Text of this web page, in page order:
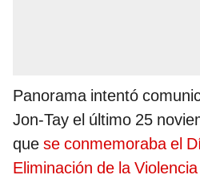
Panorama intentó
Jon-Tay el último 25
que se conmemoraba el
Eliminación de la Violencia